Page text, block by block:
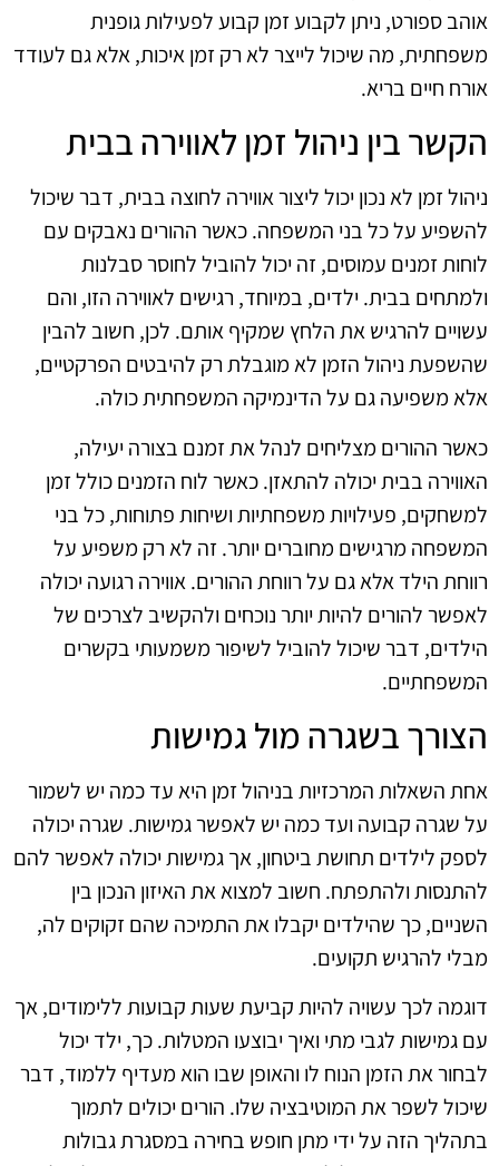
אוהב ספורט, ניתן לקבוע זמן קבוע לפעילות גופנית
משפחתית, מה שיכול לייצר לא רק זמן איכות, אלא גם לעודד
אורח חיים בריא.
הקשר בין ניהול זמן לאווירה בבית
ניהול זמן לא נכון יכול ליצור אווירה לחוצה בבית, דבר שיכול
להשפיע על כל בני המשפחה. כאשר ההורים נאבקים עם
לוחות זמנים עמוסים, זה יכול להוביל לחוסר סבלנות
ולמתחים בבית. ילדים, במיוחד, רגישים לאווירה הזו, והם
עשויים להרגיש את הלחץ שמקיף אותם. לכן, חשוב להבין
שהשפעת ניהול הזמן לא מוגבלת רק להיבטים הפרקטיים,
אלא משפיעה גם על הדינמיקה המשפחתית כולה.
כאשר ההורים מצליחים לנהל את זמנם בצורה יעילה,
האווירה בבית יכולה להתאזן. כאשר לוח הזמנים כולל זמן
למשחקים, פעילויות משפחתיות ושיחות פתוחות, כל בני
המשפחה מרגישים מחוברים יותר. זה לא רק משפיע על
רווחת הילד אלא גם על רווחת ההורים. אווירה רגועה יכולה
לאפשר להורים להיות יותר נוכחים ולהקשיב לצרכים של
הילדים, דבר שיכול להוביל לשיפור משמעותי בקשרים
המשפחתיים.
הצורך בשגרה מול גמישות
אחת השאלות המרכזיות בניהול זמן היא עד כמה יש לשמור
על שגרה קבועה ועד כמה יש לאפשר גמישות. שגרה יכולה
לספק לילדים תחושת ביטחון, אך גמישות יכולה לאפשר להם
להתנסות ולהתפתח. חשוב למצוא את האיזון הנכון בין
השניים, כך שהילדים יקבלו את התמיכה שהם זקוקים לה,
מבלי להרגיש תקועים.
דוגמה לכך עשויה להיות קביעת שעות קבועות ללימודים, אך
עם גמישות לגבי מתי ואיך יבוצעו המטלות. כך, ילד יכול
לבחור את הזמן הנוח לו והאופן שבו הוא מעדיף ללמוד, דבר
שיכול לשפר את המוטיבציה שלו. הורים יכולים לתמוך
בתהליך הזה על ידי מתן חופש בחירה במסגרת גבולות